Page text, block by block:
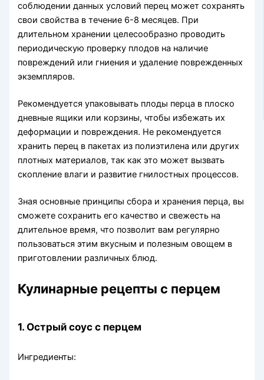
соблюдении данных условий перец может сохранять
свои свойства в течение 6-8 месяцев. При
длительном хранении целесообразно проводить
периодическую проверку плодов на наличие
повреждений или гниения и удаление поврежденных
экземпляров.
Рекомендуется упаковывать плоды перца в плоско
дневные ящики или корзины, чтобы избежать их
деформации и повреждения. Не рекомендуется
хранить перец в пакетах из полиэтилена или других
плотных материалов, так как это может вызвать
скопление влаги и развитие гнилостных процессов.
Зная основные принципы сбора и хранения перца, вы
сможете сохранить его качество и свежесть на
длительное время, что позволит вам регулярно
пользоваться этим вкусным и полезным овощем в
приготовлении различных блюд.
Кулинарные рецепты с перцем
1. Острый соус с перцем
Ингредиенты: